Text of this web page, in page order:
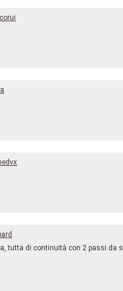
tutta di continuità con 2 passi da